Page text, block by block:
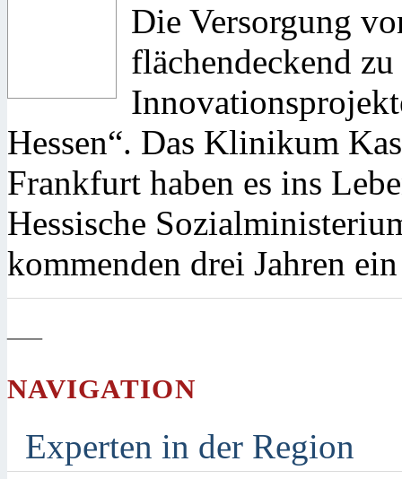
Die Versorgung
flächendeckend
Hessen“. Das Klinikum
Frankfurt haben es ins
Hessische
kommenden drei Jahren
—
NAVIGATION
Experten in der Region